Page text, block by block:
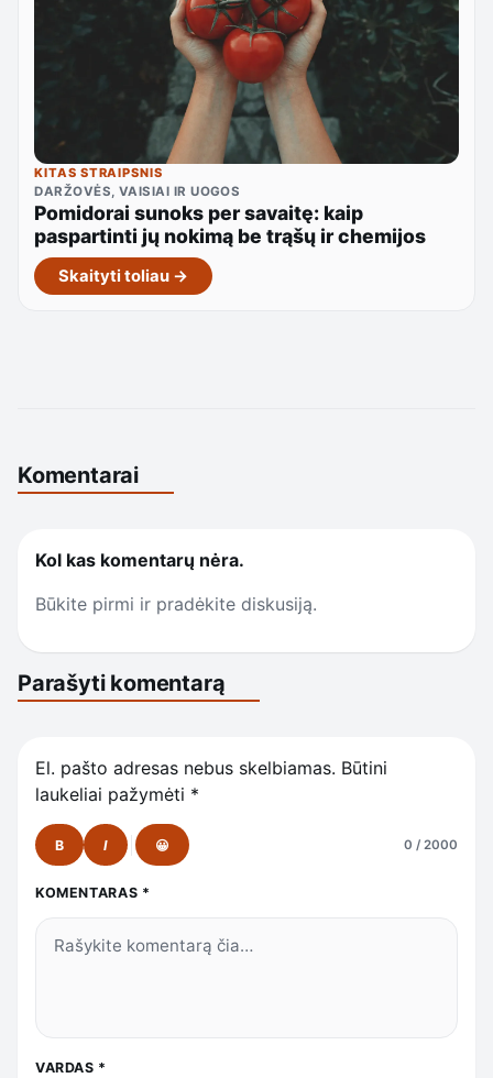
KITAS STRAIPSNIS
DARŽOVĖS, VAISIAI IR UOGOS
Pomidorai sunoks per savaitę: kaip
paspartinti jų nokimą be trąšų ir chemijos
Skaityti toliau →
Komentarai
Kol kas komentarų nėra.
Būkite pirmi ir pradėkite diskusiją.
Parašyti komentarą
El. pašto adresas nebus skelbiamas. Būtini
laukeliai pažymėti *
B I 😀 0 / 2000
KOMENTARAS *
VARDAS *